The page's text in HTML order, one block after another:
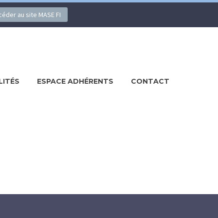
au site MASE FI
ESPACE ADHÉRENTS CONTACT